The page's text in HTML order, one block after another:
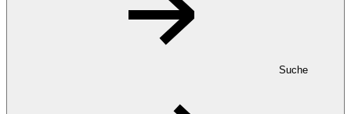
Suche